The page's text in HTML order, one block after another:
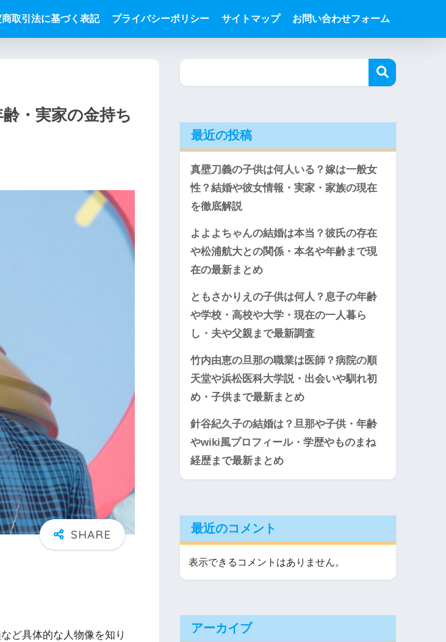
取引法に基づく表記 プライバシーポリシー サイトマップ お問い合わせフォーム
・実家の金持ち
ど具体的な人物像を知り
最近の投稿
真壁刀義の子供は何人いる？嫁は一般女
性？結婚や彼女情報・実家・家族の現在
を徹底解説
よよよちゃんの結婚は本当？彼氏の存在
や松浦航大との関係・本名や年齢まで現
在の最新まとめ
ともさかりえの子供は何人？息子の年齢
や学校・高校や大学・現在の一人暮ら
し・夫や父親まで最新調査
竹内由恵の旦那の職業は医師？病院の順
天堂や浜松医科大学説・出会いや馴れ初
め・子供まで最新まとめ
針谷紀久子の結婚は？旦那や子供・年齢
やwiki風プロフィール・学歴やものまね
経歴まで最新まとめ
最近のコメント
表示できるコメントはありません。
アーカイブ